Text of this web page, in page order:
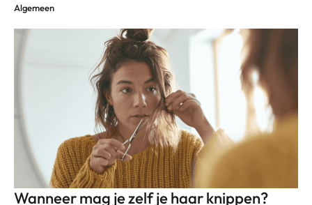
Algemeen
Wanneer mag je zelf je haar knippen?